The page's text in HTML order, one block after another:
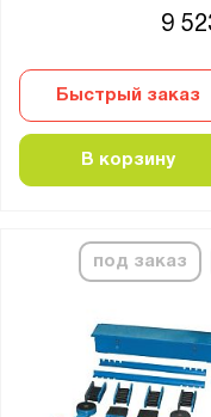
9
Быстрый заказ
В корзину
под заказ